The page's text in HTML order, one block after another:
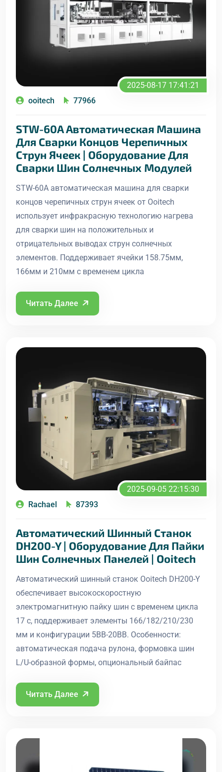
2025-08-17 17:41:21
ooitech
77966
STW-60A Автоматическая Машина
Для Сварки Концов Черепичных
Струн Ячеек | Оборудование Для
Сварки Шин Солнечных Модулей
STW-60A автоматическая машина для сварки
концов черепичных струн ячеек от Ooitech
использует инфракрасную технологию нагрева
для сварки шин на положительных и
отрицательных выводах струн солнечных
элементов. Поддерживает ячейки 158.75мм,
166мм и 210мм с временем цикла
Читать Далее
2025-09-05 22:15:30
Rachael
87393
Автоматический Шинный Станок
DH200-Y | Оборудование Для Пайки
Шин Солнечных Панелей | Ooitech
Автоматический шинный станок Ooitech DH200-Y
обеспечивает высокоскоростную
электромагнитную пайку шин с временем цикла
17 с, поддерживает элементы 166/182/210/230
мм и конфигурации 5BB-20BB. Особенности:
автоматическая подача рулона, формовка шин
L/U-образной формы, опциональный байпас
Читать Далее